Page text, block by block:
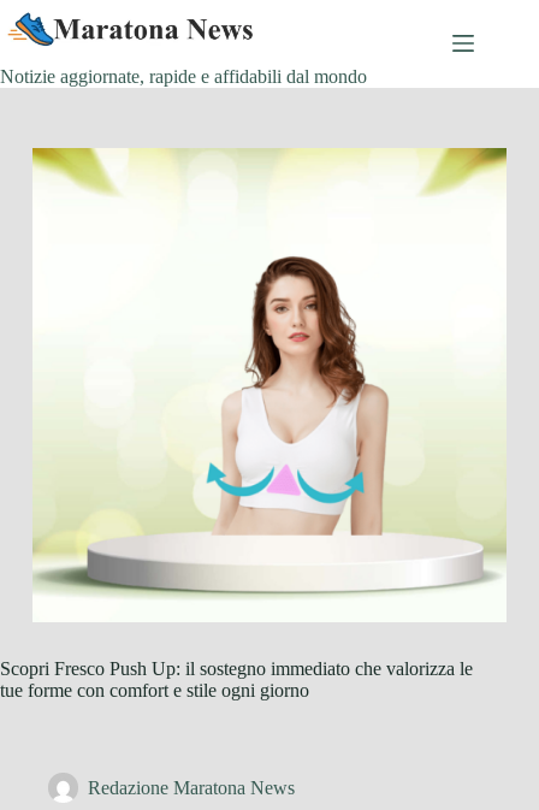
Salta
al
contenuto
Notizie aggiornate, rapide e affidabili dal mondo
Scopri Fresco Push Up: il sostegno immediato che valorizza le
tue forme con comfort e stile ogni giorno
Redazione Maratona News